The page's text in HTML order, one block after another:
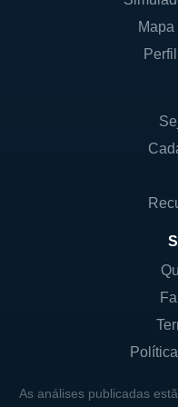
Outra vertente
negócios da
socioambiental. A
sustentável, além
que incentivam o
energia entre os
que é possível
econômico com
Originalmente, a
setor elétrico
90, a empresa
As análises publicadas